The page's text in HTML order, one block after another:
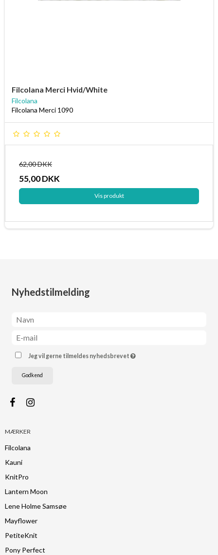
Filcolana Merci Hvid/White
Filcolana
Filcolana Merci 1090
62,00 DKK
55,00 DKK
Vis produkt
Nyhedstilmelding
Jeg vil gerne tilmeldes nyhedsbrevet
Godkend
MÆRKER
Filcolana
Kauni
KnitPro
Lantern Moon
Lene Holme Samsøe
Mayflower
PetiteKnit
Pony Perfect